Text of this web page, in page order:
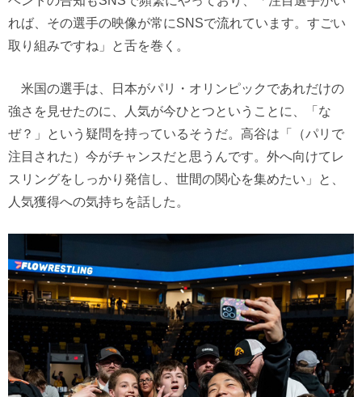
れば、その選手の映像が常にSNSで流れています。すごい
取り組みですね」と舌を巻く。
米国の選手は、日本がパリ・オリンピックであれだけの
強さを見せたのに、人気が今ひとつということに、「な
ぜ？」という疑問を持っているそうだ。高谷は「（パリで
注目された）今がチャンスだと思うんです。外へ向けてレ
スリングをしっかり発信し、世間の関心を集めたい」と、
人気獲得への気持ちを話した。